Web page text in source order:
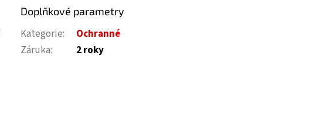
Doplňkové parametry
Kategorie:
Ochranné
Záruka: 2 roky